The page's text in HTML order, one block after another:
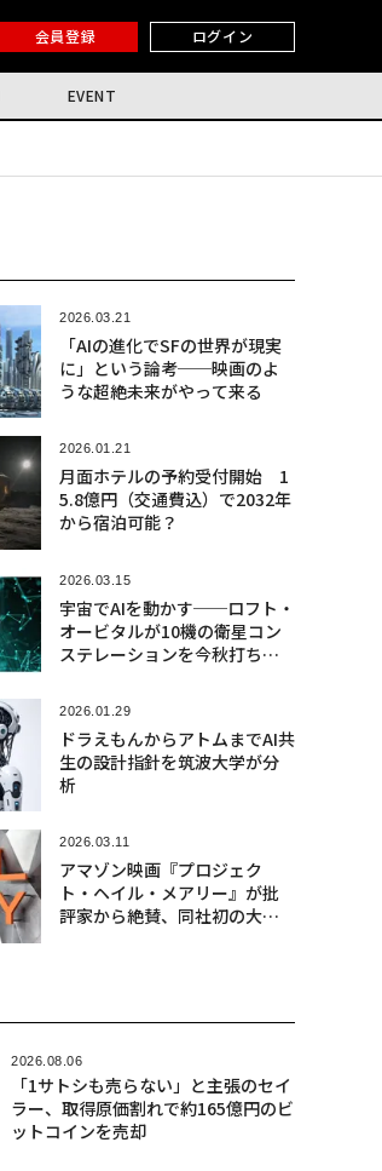
会員登録 ログイン
EVENT
2026.03.21
「AIの進化でSFの世界が現実
に」という論考──映画のよ
うな超絶未来がやって来る
2026.01.21
月面ホテルの予約受付開始 1
5.8億円（交通費込）で2032年
から宿泊可能？
2026.03.15
宇宙でAIを動かす──ロフト・
オービタルが10機の衛星コン
ステレーションを今秋打ち上
2026.01.29
ドラえもんからアトムまでAI共
生の設計指針を筑波大学が分
析
2026.03.11
アマゾン映画『プロジェク
ト・ヘイル・メアリー』が批
評家から絶賛、同社初の大ヒ
2026.08.06
「1サトシも売らない」と主張のセイ
ラー、取得原価割れで約165億円のビ
ットコインを売却